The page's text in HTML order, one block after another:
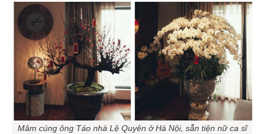
Mâm cúng ông Táo nhà Lệ Quyên ở Hà Nội, sẵn tiện nữ ca sĩ